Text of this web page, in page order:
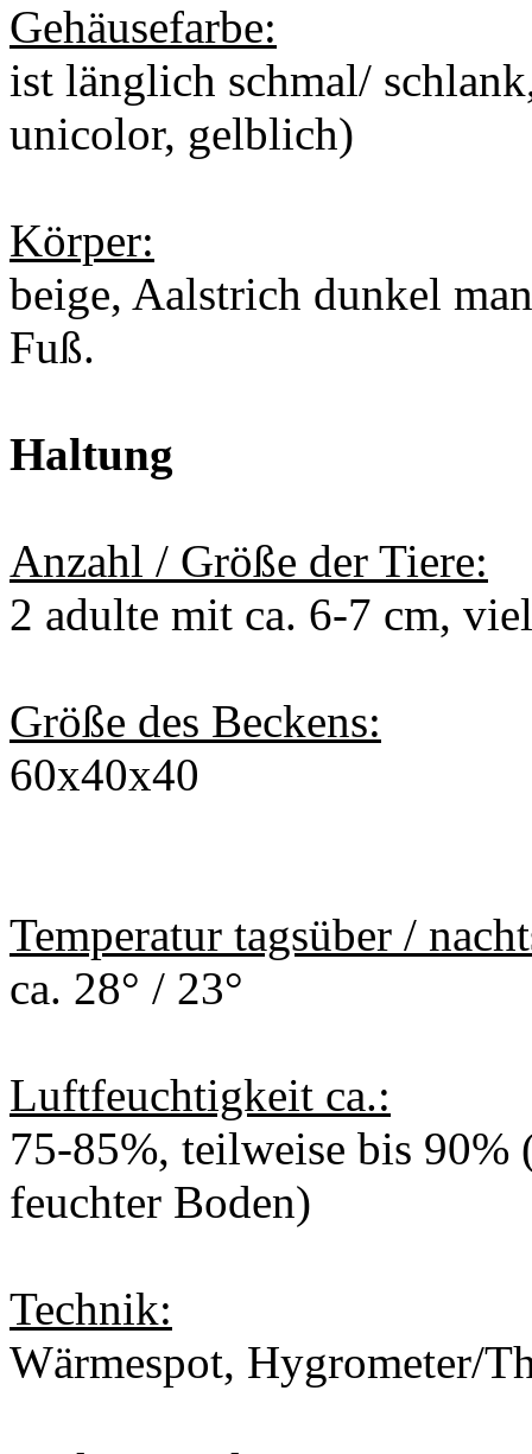
Gehäusefarbe:
ist länglich schmal/
unicolor, gelblich)
Körper:
beige, Aalstrich dunkel
Fuß.
Haltung
Anzahl / Größe der Tiere:
2 adulte mit ca. 6-7 cm,
Größe des Beckens:
60x40x40
Temperatur tagsüber /
ca. 28° / 23°
Luftfeuchtigkeit ca.:
75-85%, teilweise bis 90%
feuchter Boden)
Technik:
Wärmespot, Hygrometer/